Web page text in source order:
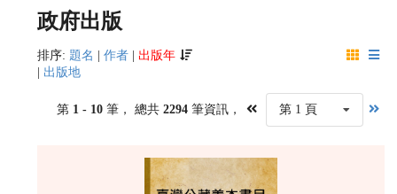
政府出版
排序: 題名 作者
出版年
出版地
第 1 - 10 筆， 總共 2294筆資訊， 第 1 頁